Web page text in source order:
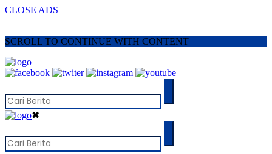
CLOSE ADS
SCROLL TO CONTINUE WITH CONTENT
✖